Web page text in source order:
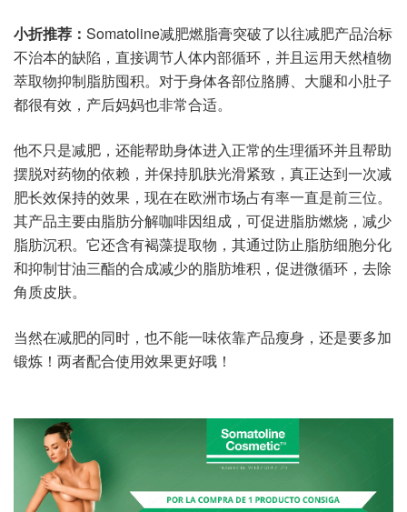
小折推荐： Somatoline减肥燃脂膏突破了以往减肥产品治标
不治本的缺陷，直接调节人体内部循环，并且运用天然植物
萃取物抑制脂肪囤积。对于身体各部位胳膊、大腿和小肚子
都很有效，产后妈妈也非常合适。
他不只是减肥，还能帮助身体进入正常的生理循环并且帮助
摆脱对药物的依赖，并保持肌肤光滑紧致，真正达到一次减
肥长效保持的效果，现在在欧洲市场占有率一直是前三位。
其产品主要由脂肪分解咖啡因组成，可促进脂肪燃烧，减少
脂肪沉积。它还含有褐藻提取物，其通过防止脂肪细胞分化
和抑制甘油三酯的合成减少的脂肪堆积，促进微循环，去除
角质皮肤。
当然在减肥的同时，也不能一味依靠产品瘦身，还是要多加
锻炼！两者配合使用效果更好哦！